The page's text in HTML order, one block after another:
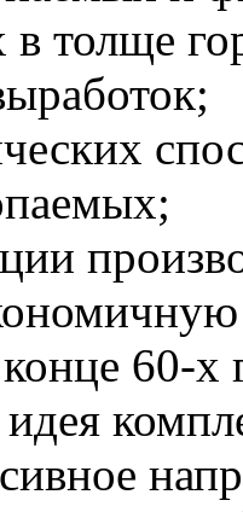
толще
60-х